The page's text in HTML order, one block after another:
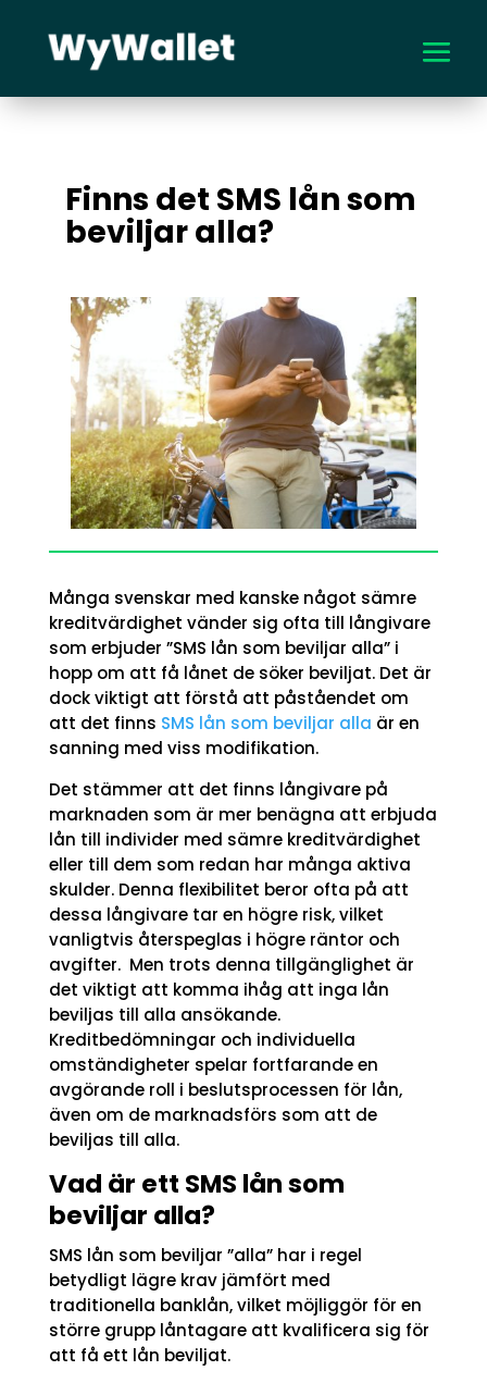
Finns det SMS lån som
beviljar alla?
Många svenskar med kanske något sämre
kreditvärdighet vänder sig ofta till långivare
som erbjuder ”SMS lån som beviljar alla” i
hopp om att få lånet de söker beviljat. Det är
dock viktigt att förstå att påståendet om
att det finns SMS lån som beviljar alla är en
sanning med viss modifikation.
Det stämmer att det finns långivare på
marknaden som är mer benägna att erbjuda
lån till individer med sämre kreditvärdighet
eller till dem som redan har många aktiva
skulder. Denna flexibilitet beror ofta på att
dessa långivare tar en högre risk, vilket
vanligtvis återspeglas i högre räntor och
avgifter. Men trots denna tillgänglighet är
det viktigt att komma ihåg att inga lån
beviljas till alla ansökande.
Kreditbedömningar och individuella
omständigheter spelar fortfarande en
avgörande roll i beslutsprocessen för lån,
även om de marknadsförs som att de
beviljas till alla.
Vad är ett SMS lån som
beviljar alla?
SMS lån som beviljar ”alla” har i regel
betydligt lägre krav jämfört med
traditionella banklån, vilket möjliggör för en
större grupp låntagare att kvalificera sig för
att få ett lån beviljat.